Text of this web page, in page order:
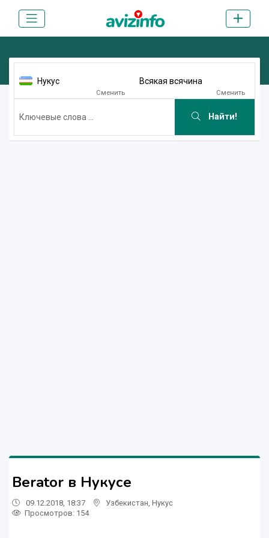
Нукус
Сменить
Всякая всячина
Сменить
Найти!
Berator в Нукусе
09.12.2018, 18:37 Узбекистан Нукус
Просмотров: 154